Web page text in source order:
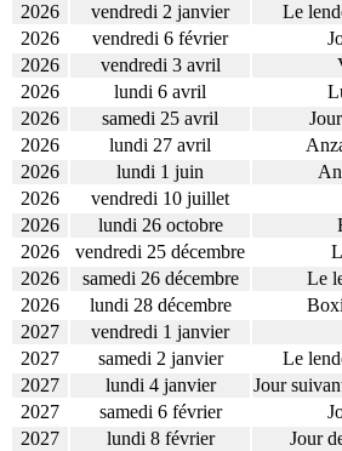
2026
vendredi 2 janvier
Le
2026
vendredi 6 février
2026
vendredi 3 avril
2026
lundi 6 avril
2026
samedi 25 avril
2026
lundi 27 avril
2026
lundi 1 juin
2026
vendredi 10 juillet
2026
lundi 26 octobre
2026
vendredi 25 décembre
2026
samedi 26 décembre
Le
2026
lundi 28 décembre
2027
vendredi 1 janvier
2027
samedi 2 janvier
Le
2027
lundi 4 janvier
Jour
2027
samedi 6 février
2027
lundi 8 février
Jour